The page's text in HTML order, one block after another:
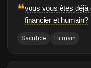
❝vous vous êtes déjà
financier et humain?
Sacrifice Humain